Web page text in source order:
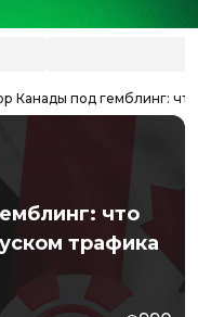
Канады под гемблинг:
что
трафика